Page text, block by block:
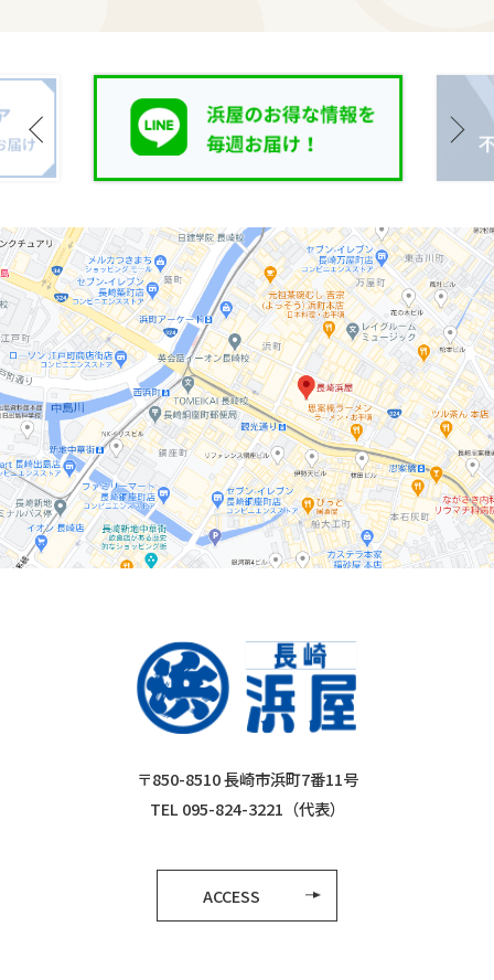
〒850-8510 長崎市浜町7番11号
TEL 095-824-3221（代表）
ACCESS